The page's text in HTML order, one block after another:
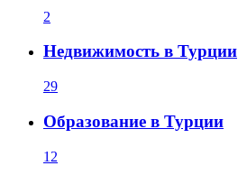
2
Недвижимость в Турции
29
Образование в Турции
12